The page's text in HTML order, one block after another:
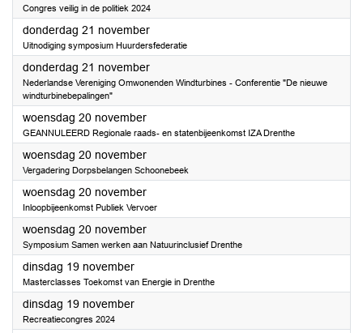
Congres veilig in de politiek 2024
donderdag 21 november2024
Uitnodiging symposium Huurdersfederatie
donderdag 21 november2024
Nederlandse Vereniging Omwonenden Windturbines - Conferentie "De nieuwe
windturbinebepalingen"
woensdag 20 november2024
GEANNULEERD Regionale raads- en statenbijeenkomst IZA Drenthe
woensdag 20 november2024
Vergadering Dorpsbelangen Schoonebeek
woensdag 20 november2024
Inloopbijeenkomst Publiek Vervoer
woensdag 20 november2024
Symposium Samen werken aan Natuurinclusief Drenthe
dinsdag 19 november2024
Masterclasses Toekomst van Energie in Drenthe
dinsdag 19 november2024
Recreatiecongres 2024